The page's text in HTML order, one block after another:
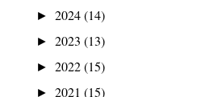
► 2024(14)
► 2023 (13)
► 2022(15)
► 2021 (15)